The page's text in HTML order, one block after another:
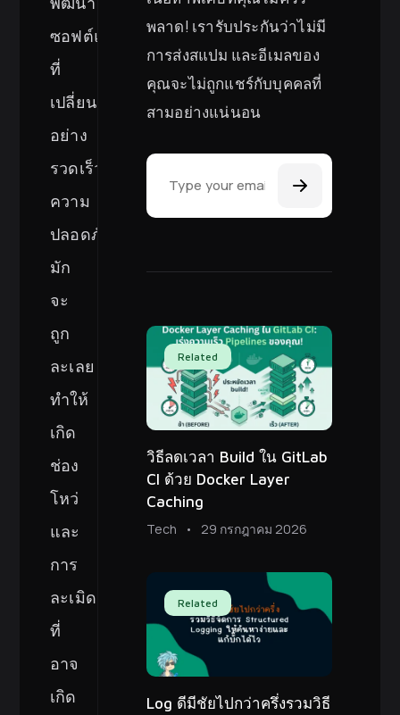
ซอฟต์แวร์
ที่
เปลี่ยนแปลง
อย่าง
รวดเร็ว
ความ
ปลอดภัย
มัก
จะ
ถูก
ละเลย
ทำให้
เกิด
ช่อง
โหว่
และ
การ
ละเมิด
ที่
อาจ
เกิด
พลาด! เรารับประกันว่าไม่มี
การส่งสแปม และอีเมลของ
คุณจะไม่ถูกแชร์กับบุคคลที่
สามอย่างแน่นอน
Related
วิธีลดเวลา Build ใน GitLab
CI ด้วย Docker Layer
Caching
Tech 29 กรกฎาคม 2026
Related
Log ดีมีชัยไปกว่าครึ่งรวมวิธี